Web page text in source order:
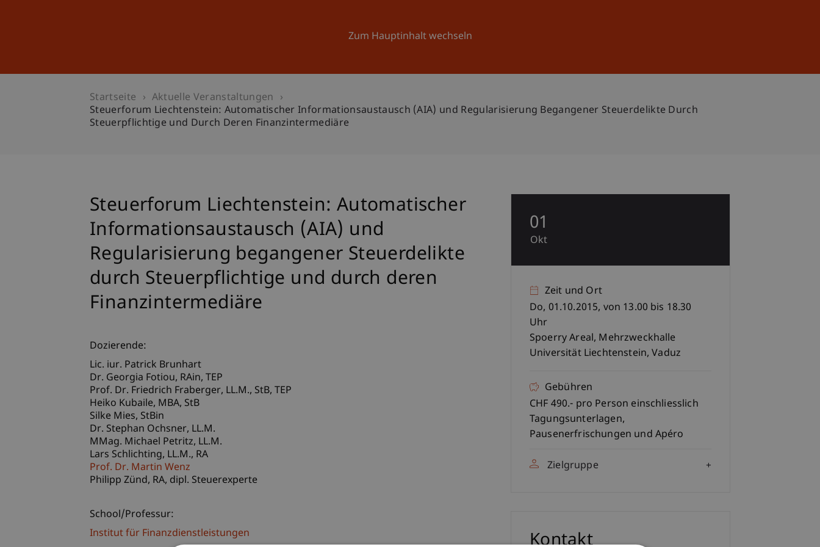
Zum Hauptinhalt wechseln
Universität Aktuelles
Startseite
Aktuelle Veranstaltungen
Steuerforum Liechtenstein: Automatischer Informationsaustausch (AIA) und Regularisierung Begangener Steuerdelikte Durch
Steuerpflichtige und Durch Deren Finanzintermediäre
Steuerforum Liechtenstein: Automatischer
Informationsaustausch (AIA) und
Regularisierung begangener Steuerdelikte
durch Steuerpflichtige und durch deren
Finanzintermediäre
Dozierende:
Lic. iur. Patrick Brunhart
Dr. Georgia Fotiou RAin, TEP
Prof. Dr. Friedrich Fraberger LL.M., StB, TEP
Heiko Kubaile MBA, StB
Silke Mies StBin
Dr. Stephan Ochsner LL.M.
MMag. Michael Petritz LL.M.
Lars Schlichting LL.M., RA
Prof. Dr. Martin Wenz
Philipp Zünd RA, dipl. Steuerexperte
School/Professur:
Institut für Finanzdienstleistungen
01
Okt
Zeit und Ort
Do, 01.10.2015, von 13.00 bis 18.30
Uhr
Spoerry Areal, Mehrzweckhalle
Universität Liechtenstein, Vaduz
Gebühren
CHF 490.- pro Person einschliesslich
Tagungsunterlagen,
Pausenerfrischungen und Apéro
Zielgruppe
Kontakt